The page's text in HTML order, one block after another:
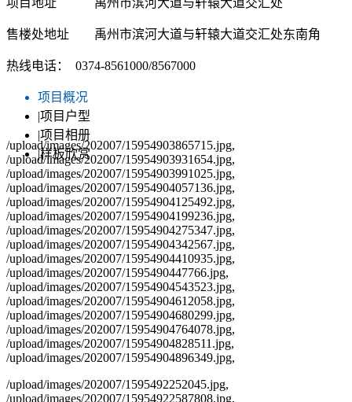
售楼处地址 禹州市滨河大道与轩辕大道交汇处东南角
热线电话： 0374-8561000/8567000
项目概况
|项目户型
|项目相册
|样板欣赏
/upload/images/202007/15954903865715.jpg,
/upload/images/202007/15954903931654.jpg,
/upload/images/202007/15954903991025.jpg,
/upload/images/202007/15954904057136.jpg,
/upload/images/202007/15954904125492.jpg,
/upload/images/202007/15954904199236.jpg,
/upload/images/202007/15954904275347.jpg,
/upload/images/202007/15954904342567.jpg,
/upload/images/202007/15954904410935.jpg,
/upload/images/202007/1595490447766.jpg,
/upload/images/202007/15954904543523.jpg,
/upload/images/202007/15954904612058.jpg,
/upload/images/202007/15954904680299.jpg,
/upload/images/202007/15954904764078.jpg,
/upload/images/202007/15954904828511.jpg,
/upload/images/202007/15954904896349.jpg,
/upload/images/202007/1595492252045.jpg,
/upload/images/202007/15954922587808.jpg,